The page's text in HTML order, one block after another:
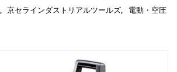
京セラインダストリアルツールズ
電動・空圧